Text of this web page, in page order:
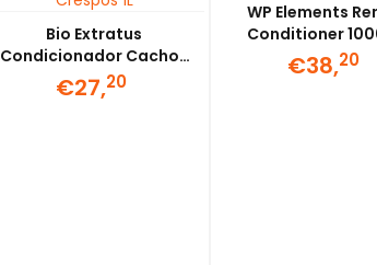
Bio Extratus
Condicionador Cachos
& Crespos 1L
€27,20
WP Elements
Conditioner
€38,20